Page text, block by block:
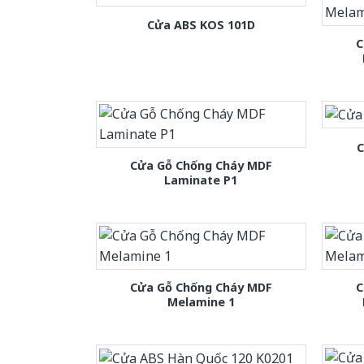
Cửa ABS KOS 101D
Cửa Gỗ Chống Cháy MDF
Laminate P1
Cửa Gỗ Chống Cháy MDF
Melamine 1